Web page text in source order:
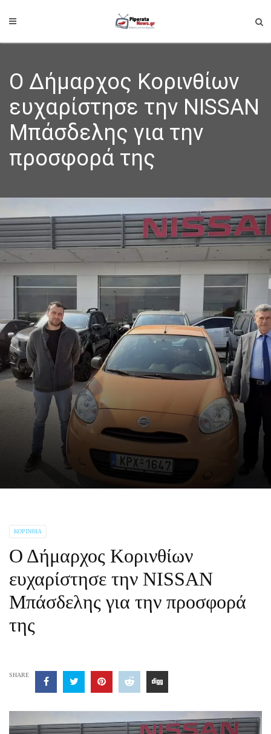
Ο Δήμαρχος Κορινθίων
ευχαρίστησε την NISSAN
Μπάσδελης για την
προσφορά της
ΚΟΡΙΝΘΊΑ
Ο Δήμαρχος Κορινθίων
ευχαρίστησε την NISSAN
Μπάσδελης για την προσφορά
της
SHARE